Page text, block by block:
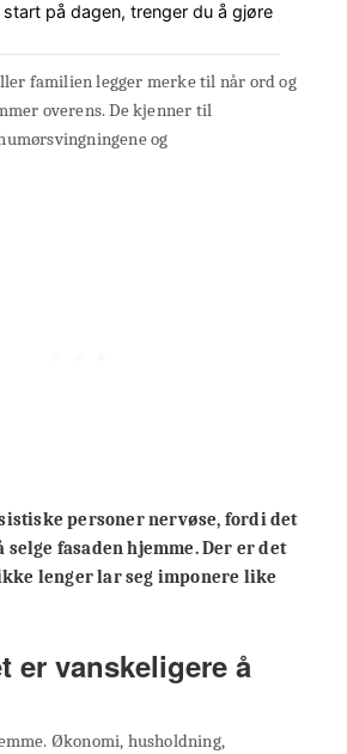
start på dagen, trenger du å gjøre
familien legger merke til når ord og
overens. De kjenner til
og
personer nervøse, fordi det
fasaden hjemme. Der er det
lenger lar seg imponere like
er vanskeligere å
Økonomi, husholdning,